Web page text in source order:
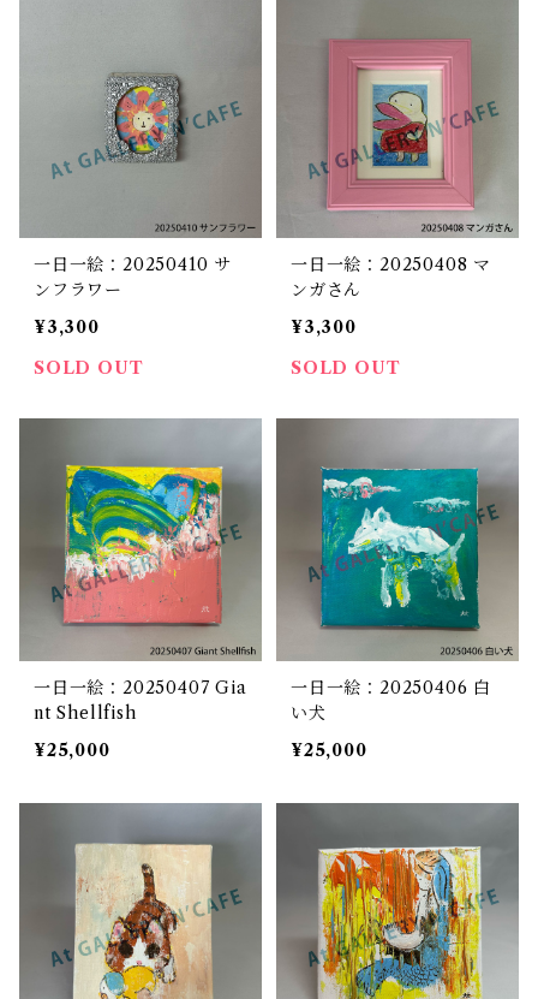
一日一絵：20250410 サ
ンフラワー
¥3,300
SOLD OUT
一日一絵：20250408 マ
ンガさん
¥3,300
SOLD OUT
一日一絵：20250407 Gia
nt Shellfish
¥25,000
一日一絵：20250406 白
い犬
¥25,000